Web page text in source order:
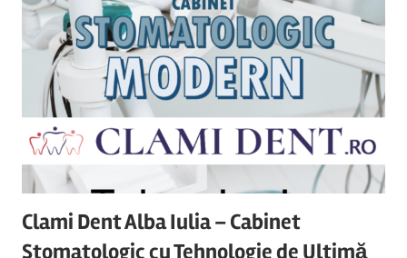
Clami Dent Alba Iulia – Cabinet
Stomatologic cu Tehnologie de Ultimă